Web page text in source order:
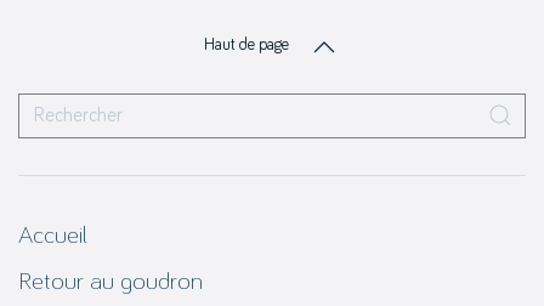
Haut de page
Accueil
Retour au goudron